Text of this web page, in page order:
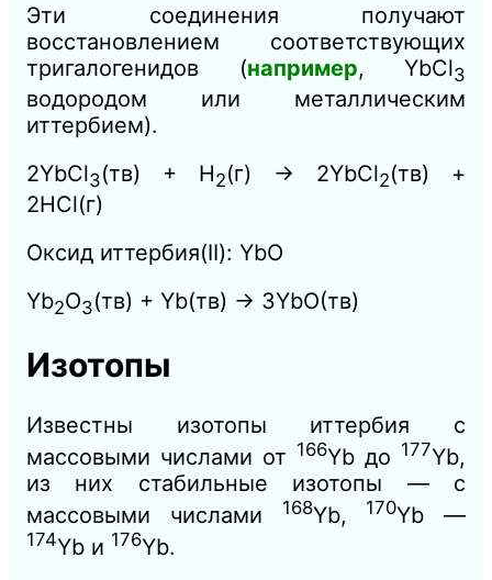
Эти соединения получают
восстановлением соответствующих
тригалогенидов (например, YbCl3
водородом или металлическим
иттербием).
2YbCl3(тв) + H2(г) → 2YbCl2(тв) +
2HCl(г)
Оксид иттербия(II): YbO
Yb2O3(тв) + Yb(тв) → 3YbO(тв)
Изотопы
Известны изотопы иттербия с
массовыми числами от 166Yb до 177Yb,
из них стабильные изотопы — с
массовыми числами
168Yb, 170Yb —
174Yb и 176Yb.